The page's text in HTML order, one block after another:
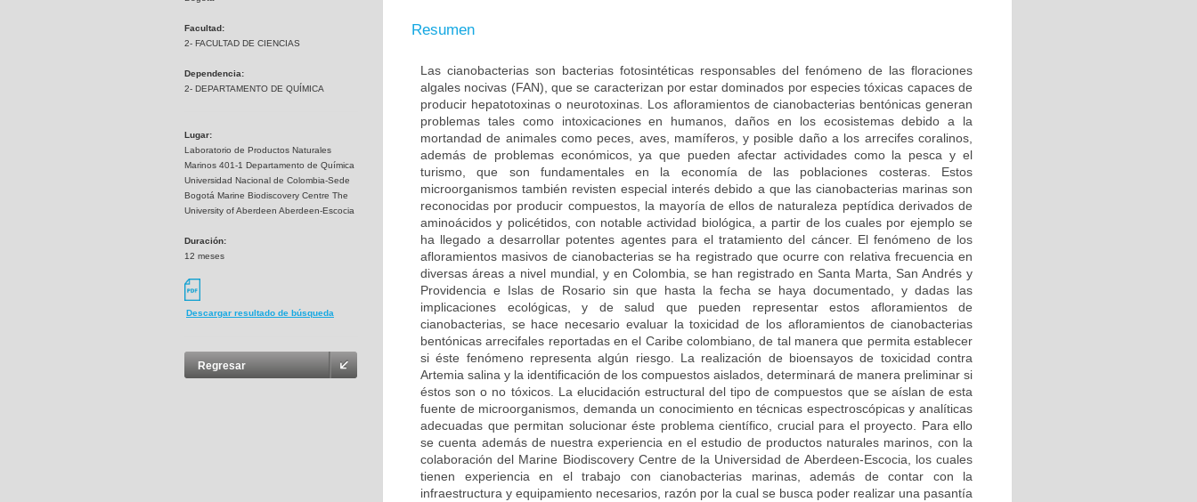
Facultad:
2- FACULTAD DE CIENCIAS
Dependencia:
2- DEPARTAMENTO DE QUÍMICA
Lugar:
Laboratorio de Productos Naturales
Marinos 401-1 Departamento de Química
Universidad Nacional de Colombia-Sede
Bogotá Marine Biodiscovery Centre The
University of Aberdeen Aberdeen-Escocia
Duración:
12 meses
Descargar resultado de búsqueda
Regresar
Resumen
Las cianobacterias son bacterias fotosintéticas responsables del fenómeno de las floraciones
algales nocivas (FAN), que se caracterizan por estar dominados por especies tóxicas capaces de
producir hepatotoxinas o neurotoxinas. Los afloramientos de cianobacterias bentónicas generan
problemas tales como intoxicaciones en humanos, daños en los ecosistemas debido a la
mortandad de animales como peces, aves, mamíferos, y posible daño a los arrecifes coralinos,
además de problemas económicos, ya que pueden afectar actividades como la pesca y el
turismo, que son fundamentales en la economía de las poblaciones costeras. Estos
microorganismos también revisten especial interés debido a que las cianobacterias marinas son
reconocidas por producir compuestos, la mayoría de ellos de naturaleza peptídica derivados de
aminoácidos y policétidos, con notable actividad biológica, a partir de los cuales por ejemplo se
ha llegado a desarrollar potentes agentes para el tratamiento del cáncer. El fenómeno de los
afloramientos masivos de cianobacterias se ha registrado que ocurre con relativa frecuencia en
diversas áreas a nivel mundial, y en Colombia, se han registrado en Santa Marta, San Andrés y
Providencia e Islas de Rosario sin que hasta la fecha se haya documentado, y dadas las
implicaciones ecológicas, y de salud que pueden representar estos afloramientos de
cianobacterias, se hace necesario evaluar la toxicidad de los afloramientos de cianobacterias
bentónicas arrecifales reportadas en el Caribe colombiano, de tal manera que permita establecer
si éste fenómeno representa algún riesgo. La realización de bioensayos de toxicidad contra
Artemia salina y la identificación de los compuestos aislados, determinará de manera preliminar si
éstos son o no tóxicos. La elucidación estructural del tipo de compuestos que se aíslan de esta
fuente de microorganismos, demanda un conocimiento en técnicas espectroscópicas y analíticas
adecuadas que permitan solucionar éste problema científico, crucial para el proyecto. Para ello
se cuenta además de nuestra experiencia en el estudio de productos naturales marinos, con la
colaboración del Marine Biodiscovery Centre de la Universidad de Aberdeen-Escocia, los cuales
tienen experiencia en el trabajo con cianobacterias marinas, además de contar con la
infraestructura y equipamiento necesarios, razón por la cual se busca poder realizar una pasantía